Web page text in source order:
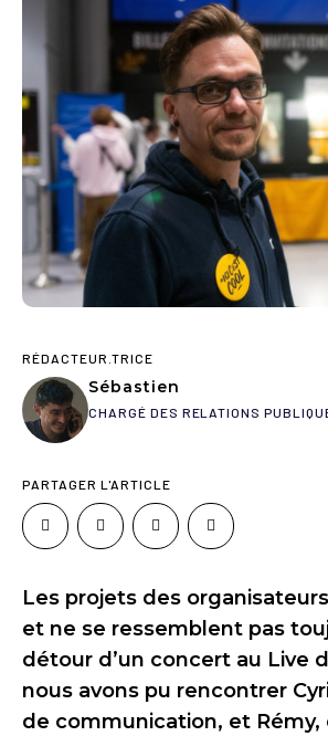
RÉDACTEUR.TRICE
Sébastien
CHARGÉ DES RELATIONS
PARTAGER L'ARTICLE
Les projets des
et ne se ressemblent pas
détour d’un concert au Live
nous avons pu rencontrer
de communication, et Rémy,